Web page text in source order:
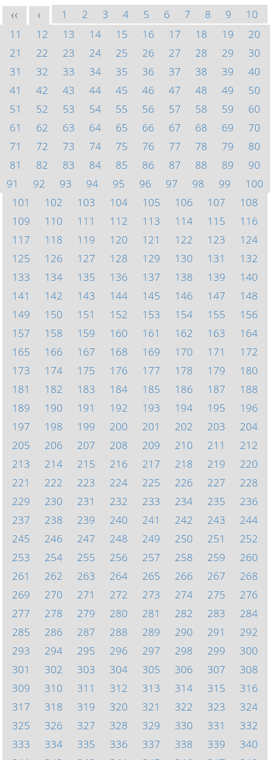
<< < 1 2 3 4 5 6 7 8 9
10
11
12 13 14 15 16 17 18 19
20
21
22 23 24 25 26 27 28 29
30
31
32 33 34 35 36 37 38 39
40
41
42 43 44 45 46 47 48 49
50
51
52 53 54 55 56 57 58 59
60
61
62 63 64 65 66 67 68 69
70
71
72 73 74 75 76 77 78 79
80
81
82 83 84 85 86 87 88 89
90
91
92 93 94 95 96 97 98 99
100
101
102 103 104 105 106 107
108
109
110 111 112 113 114 115
116
117
118 119 120 121 122 123
124
125
126 127 128 129 130 131
132
133
134 135 136 137 138 139
140
141
142 143 144 145 146 147
148
149
150 151 152 153 154 155
156
157
158 159 160 161 162 163
164
165
166 167 168 169 170 171
172
173
174 175 176 177 178 179
180
181
182 183 184 185 186 187
188
189
190 191 192 193 194 195
196
197
198 199 200 201 202 203
204
205
206 207 208 209 210 211
212
213
214 215 216 217 218 219
220
221
222 223 224 225 226 227
228
229
230 231 232 233 234 235
236
237
238 239 240 241 242 243
244
245
246 247 248 249 250 251
252
253
254 255 256 257 258 259
260
261
262 263 264 265 266 267
268
269
270 271 272 273 274 275
276
277
278 279 280 281 282 283
284
285
286 287 288 289 290 291
292
293
294 295 296 297 298 299
300
301
302 303 304 305 306 307
308
309
310 311 312 313 314 315
316
317
318 319 320 321 322 323
324
325
326 327 328 329 330 331
332
333
334 335 336 337 338 339
340